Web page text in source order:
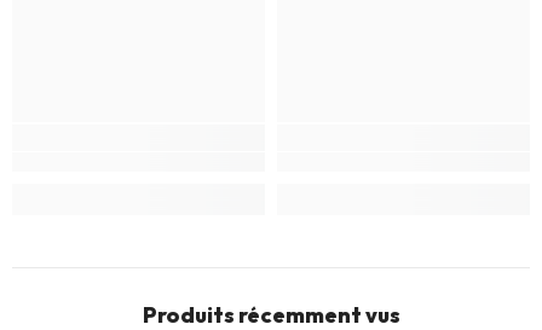
Produits récemment vus